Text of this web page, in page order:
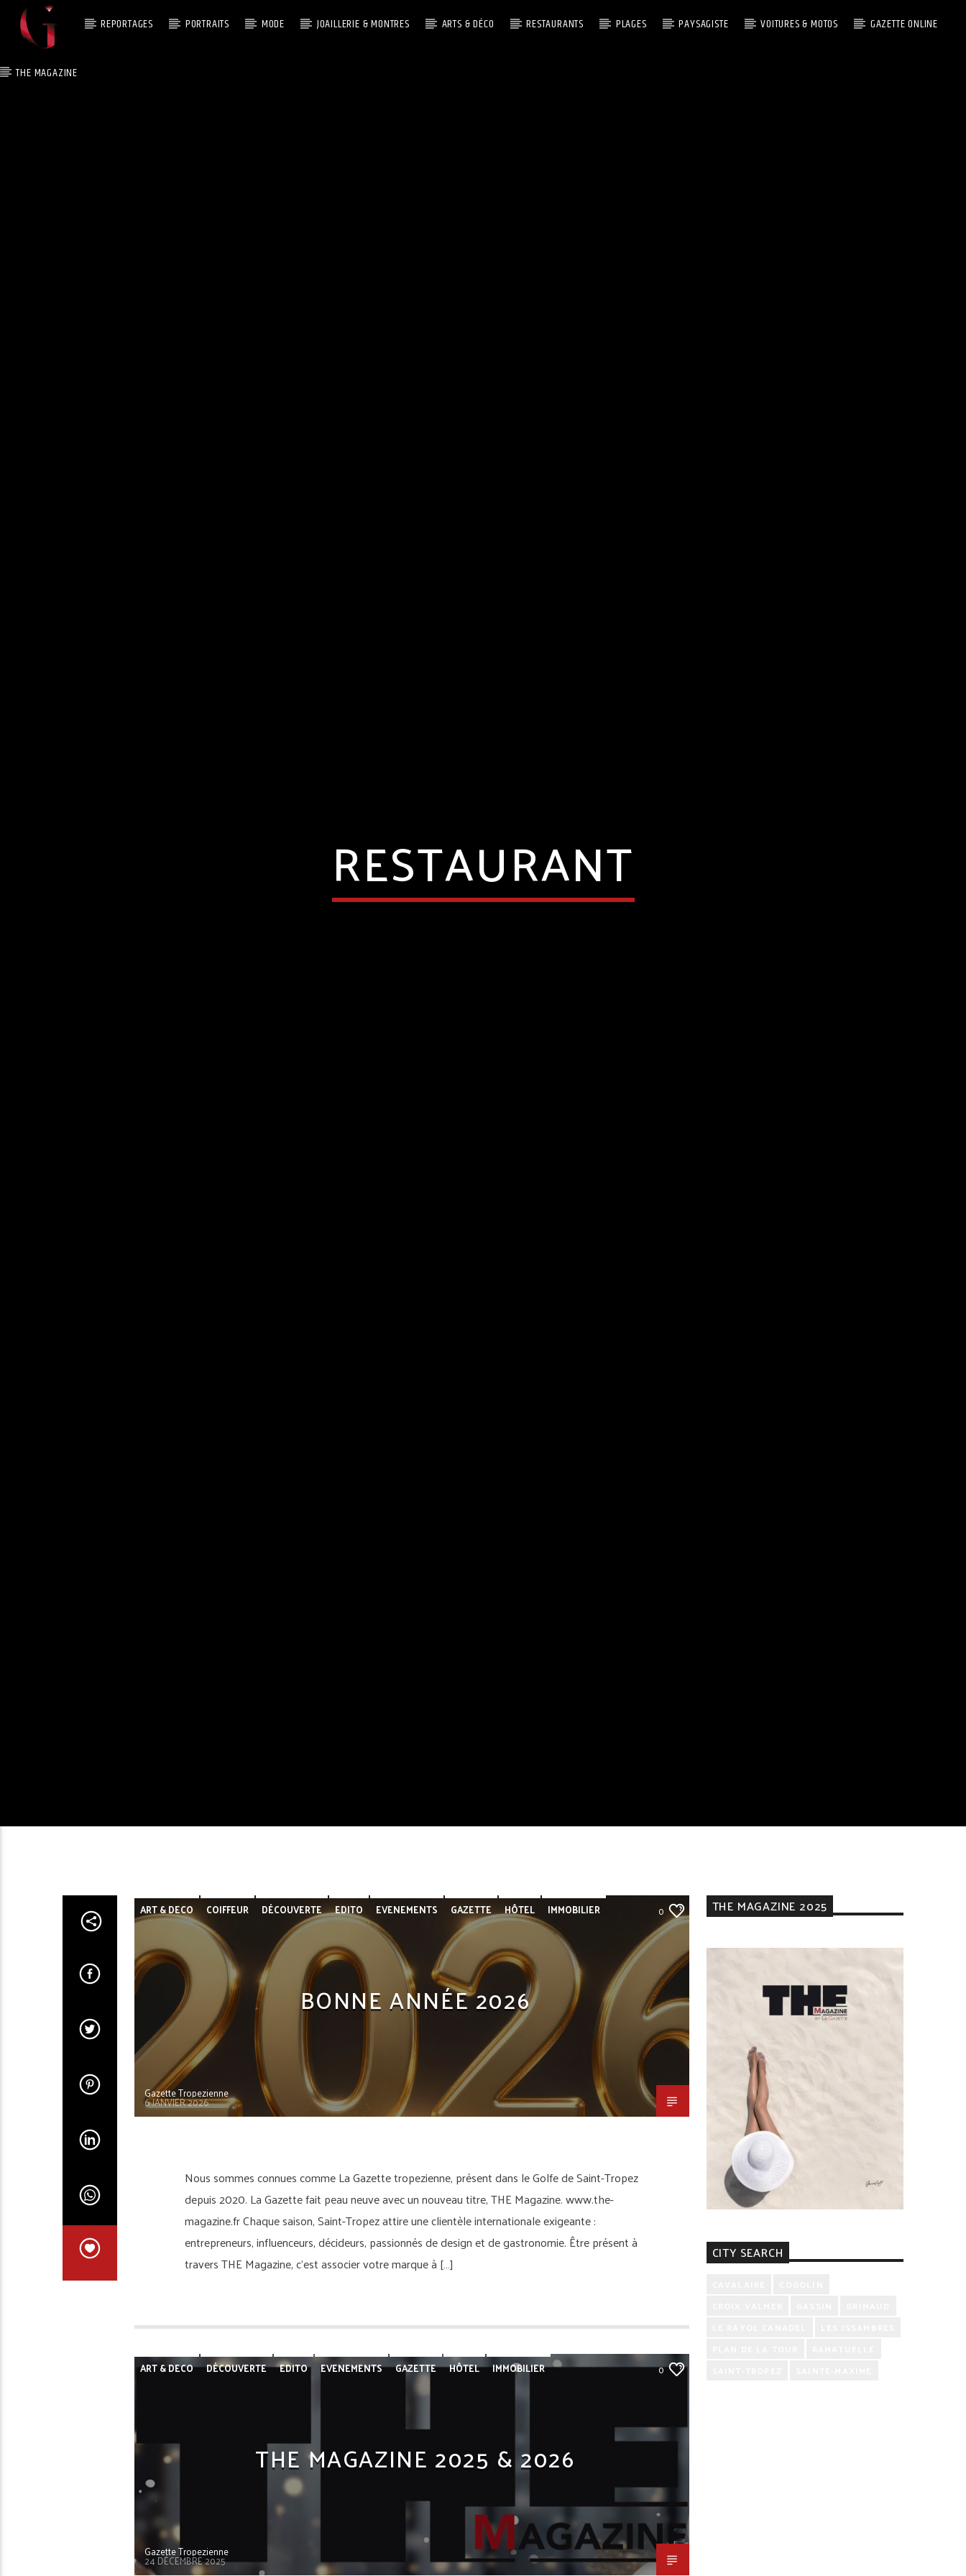
REPORTAGES PORTRAITS MODE JOAILLERIE & MONTRES ARTS & DÉCO RESTAURANTS PLAGES PAYSAGISTE VOITURES & MOTOS GAZETTE ONLINE
THE MAGAZINE
RESTAURANT
ART & DECO COIFFEUR DÉCOUVERTE EDITO EVENEMENTS GAZETTE HÔTEL
IMMOBILIER
JOAILLERIE & MONTRE
JOAILLIER MODE & BIEN ÊTRE MUSIQUE
NAUTISME
PAYSAGISTE
PLAGE PORTRAIT RECETTE REPORTAGE RESTAURANT
SAINT-TROPEZ
SAINTE-MAXIME
SERVICES
0
BONNE ANNÉE 2026
Gazette Tropezienne
6 JANVIER 2026
Nous sommes connues comme La Gazette tropezienne, présent dans le Golfe de Saint-Tropez
depuis 2020. La Gazette fait peau neuve avec un nouveau titre, THE Magazine. www.the-
magazine.fr Chaque saison, Saint-Tropez attire une clientèle internationale exigeante :
entrepreneurs, influenceurs, décideurs, passionnés de design et de gastronomie. Être présent à
travers THE Magazine, c’est associer votre marque à […]
ART & DECO DÉCOUVERTE EDITO EVENEMENTS GAZETTE HÔTEL
IMMOBILIER
MODE & BIEN ÊTRE
SERVICES
0
THE MAGAZINE 2025 & 2026
Gazette Tropezienne
24 DÉCEMBRE 2025
THE MAGAZINE 2025
CITY SEARCH